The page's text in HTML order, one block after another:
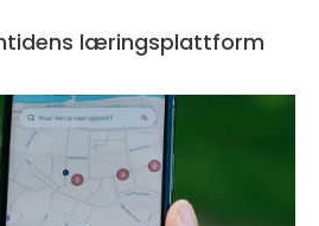
læringsplattform